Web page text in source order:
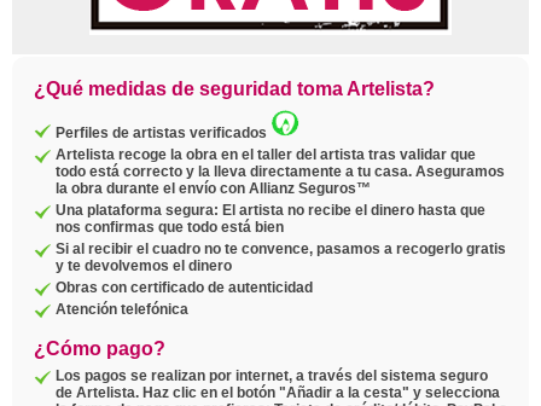
¿Qué medidas de seguridad toma Artelista?
Perfiles de artistas verificados
Artelista recoge la obra en el taller del artista tras validar que
todo está correcto y la lleva directamente a tu casa. Aseguramos
la obra durante el envío con Allianz Seguros™
Una plataforma segura: El artista no recibe el dinero hasta que
nos confirmas que todo está bien
Si al recibir el cuadro no te convence, pasamos a recogerlo gratis
y te devolvemos el dinero
Obras con certificado de autenticidad
Atención telefónica
¿Cómo pago?
Los pagos se realizan por internet, a través del sistema seguro
de Artelista. Haz clic en el botón "Añadir a la cesta" y selecciona